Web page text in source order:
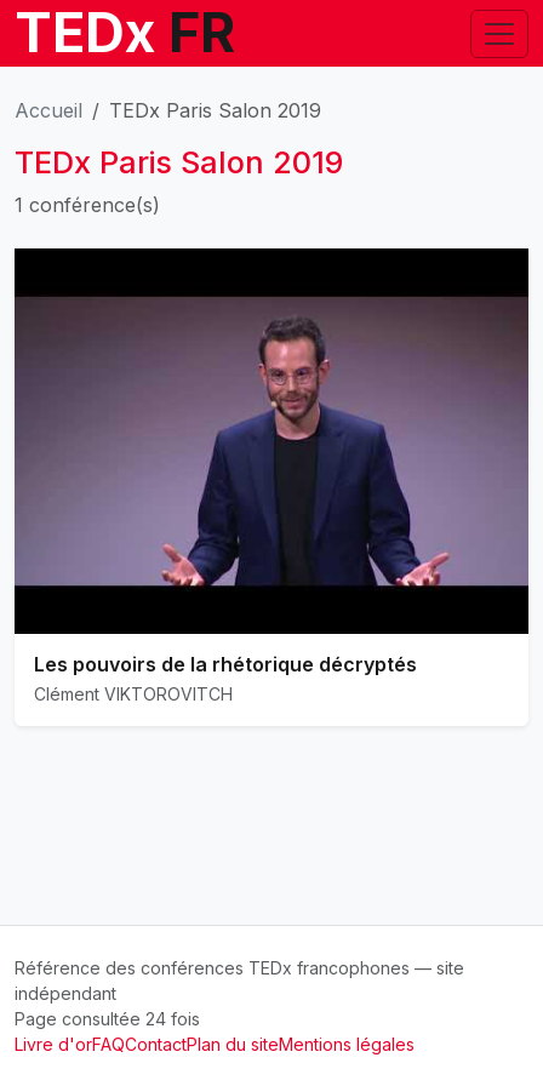
TEDx FR
Accueil TEDx Paris Salon 2019
TEDx Paris Salon 2019
1 conférence(s)
Les pouvoirs de la rhétorique décryptés
Clément VIKTOROVITCH
Référence des conférences TEDx francophones — site
indépendant
Page consultée 24 fois
Livre d'orFAQContactPlan du siteMentions légales